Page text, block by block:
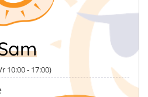
10:00 - 17:00)